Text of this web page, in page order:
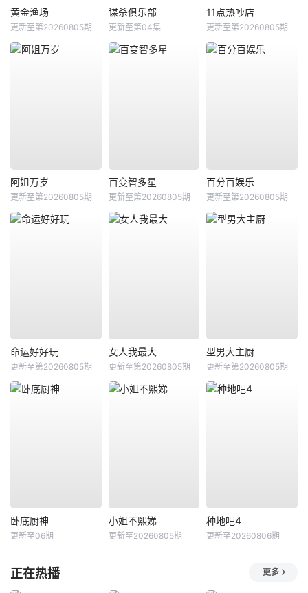
黄金渔场
更新至第20260805期
谋杀俱乐部
更新至第04集
11点热吵店
更新至第20260805期
阿姐万岁
更新至第20260805期
百变智多星
更新至第20260805期
百分百娱乐
更新至第20260805期
命运好好玩
更新至第20260805期
女人我最大
更新至第20260805期
型男大主厨
更新至第20260805期
卧底厨神
更新至06期
小姐不熙娣
更新至20260805期
种地吧4
更新至20260806期
正在热播 更多